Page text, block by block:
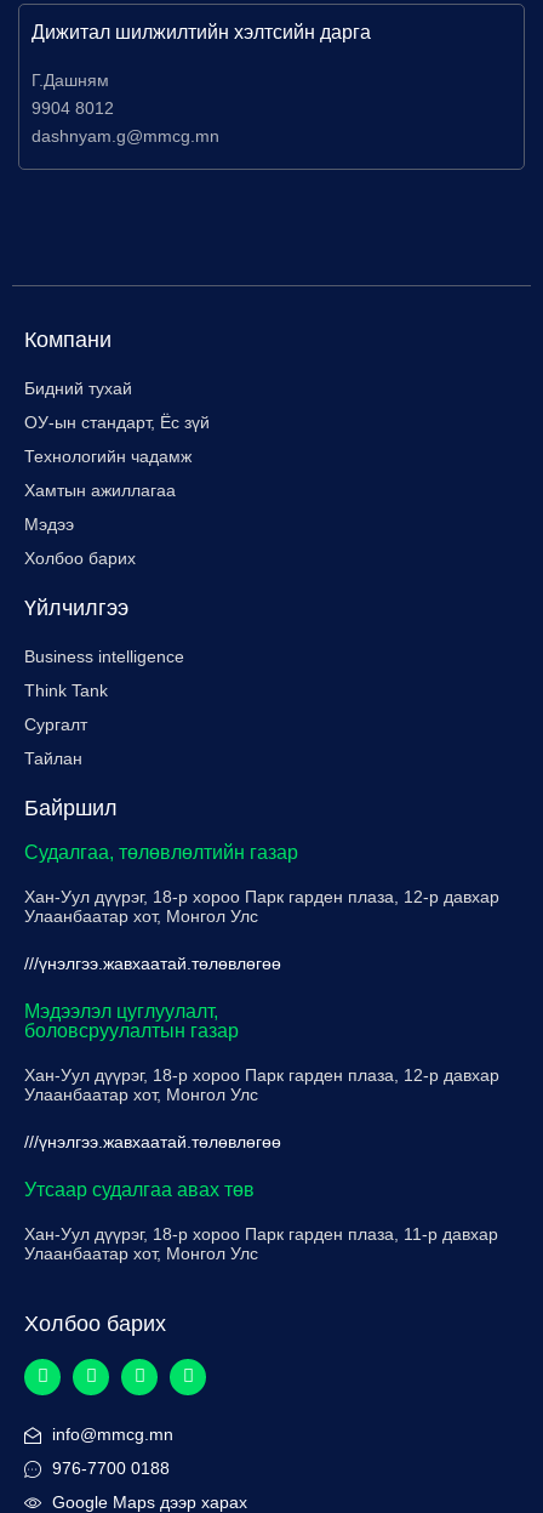
Дижитал шилжилтийн хэлтсийн дарга
Г.Дашням
9904 8012
dashnyam.g@mmcg.mn
Компани
Бидний тухай
ОУ-ын стандарт, Ёс зүй
Технологийн чадамж
Хамтын ажиллагаа
Мэдээ
Холбоо барих
Үйлчилгээ
Business intelligence
Think Tank
Сургалт
Тайлан
Байршил
Судалгаа, төлөвлөлтийн газар
Хан-Уул дүүрэг, 18-р хороо Парк гарден плаза, 12-р давхар
Улаанбаатар хот, Монгол Улс
///үнэлгээ.жавхаатай.төлөвлөгөө
Мэдээлэл цуглуулалт,
боловсруулалтын газар
Хан-Уул дүүрэг, 18-р хороо Парк гарден плаза, 12-р давхар
Улаанбаатар хот, Монгол Улс
///үнэлгээ.жавхаатай.төлөвлөгөө
Утсаар судалгаа авах төв
Хан-Уул дүүрэг, 18-р хороо Парк гарден плаза, 11-р давхар
Улаанбаатар хот, Монгол Улс
Холбоо барих
info@mmcg.mn
976-7700 0188
Google Maps дээр харах